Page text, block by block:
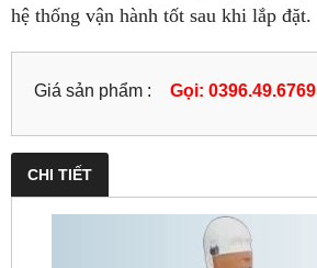
hệ thống vận hành tốt sau khi lắp đặt.
Giá sản phẩm : Gọi: 0396.49.6769
CHI TIẾT